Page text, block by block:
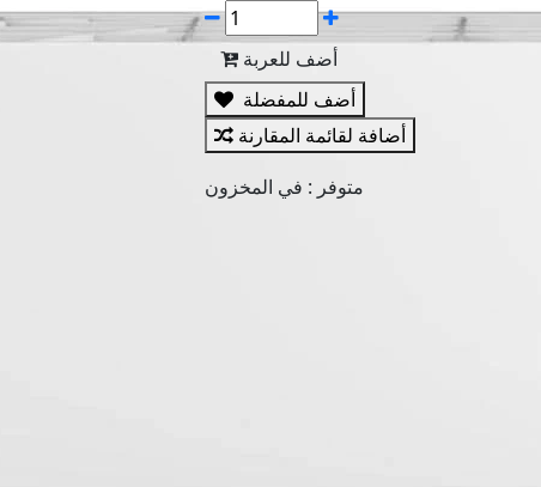
أضف للعربة
أضف للمفضلة
أضافة لقائمة المقارنة
متوفر : في المخزون